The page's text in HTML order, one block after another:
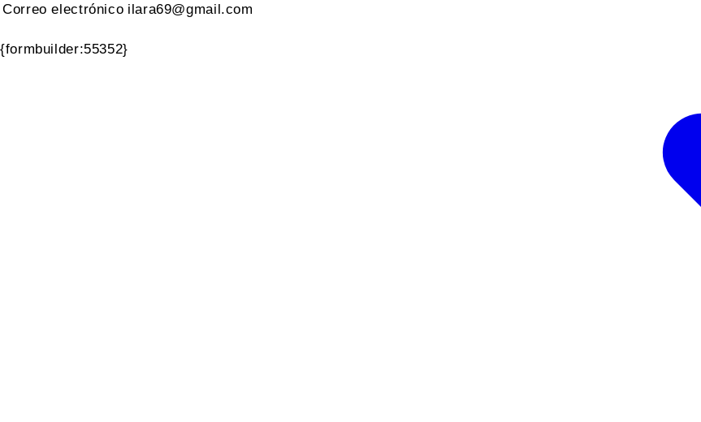
Correo electrónico ilara69@gmail.com
{formbuilder:55352}